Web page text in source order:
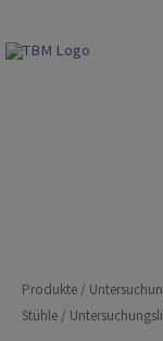
Inhalt
Produkte /
Stühle /